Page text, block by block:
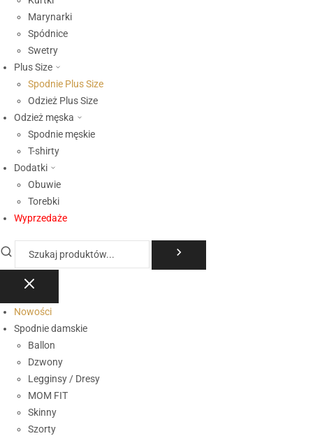
Marynarki
Spódnice
Swetry
Plus Size
Spodnie Plus Size
Odzież Plus Size
Odzież męska
Spodnie męskie
T-shirty
Dodatki
Obuwie
Torebki
Wyprzedaże
Nowości
Spodnie damskie
Ballon
Dzwony
Legginsy / Dresy
MOM FIT
Skinny
Szorty